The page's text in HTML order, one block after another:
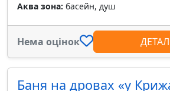
Аква зона: басейн, душ
Нема оцінок
Баня на дровах «у